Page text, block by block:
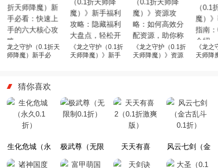
龙之守护（0.1折天
师降魔）新手必
《龙之守护（0.1折
天师降魔）》新手
《龙之守护（0.1折
天师降魔）》资源
《龙
天师降
猜你喜欢
生化危城（永
久0.1折）
极武尊（无限
制0.1折）
天天有喜
2（0.1折激爽
风云七剑（金
古乱斗0.1